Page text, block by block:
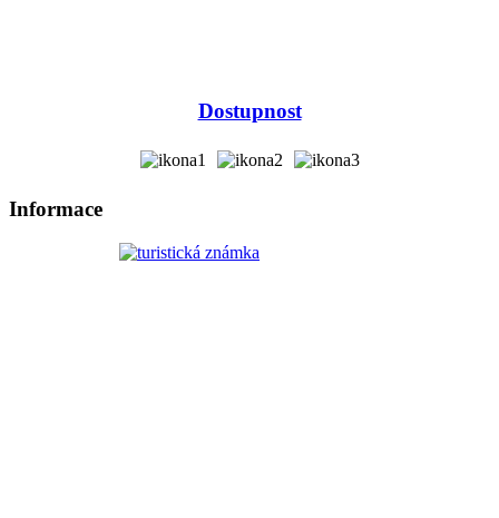
Dostupnost
Informace